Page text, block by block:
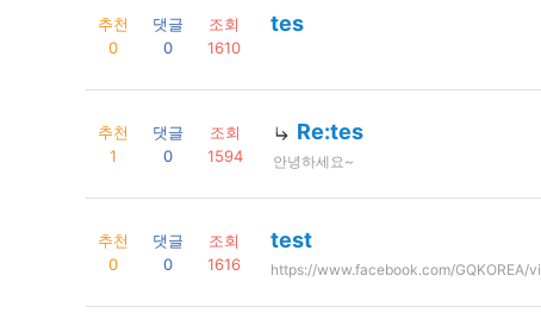
추천
0
댓글
0
조회
1610
tes
추천
1
댓글
0
조회
1594
Re:tes
안녕하세요~
추천
0
댓글
0
조회
1616
test
https://www.facebook.com/GQKOREA/